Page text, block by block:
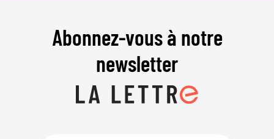
Abonnez-vous à notre
newsletter